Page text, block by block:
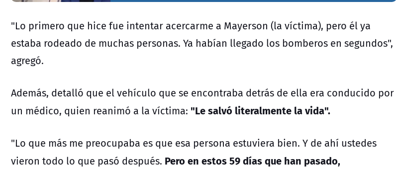
"Lo primero que hice fue intentar acercarme a Mayerson (la víctima), pero él ya
estaba rodeado de muchas personas. Ya habían llegado los bomberos en segundos",
agregó.
Además, detalló que el vehículo que se encontraba detrás de ella era conducido por
un médico, quien reanimó a la víctima: "Le salvó literalmente la vida".
"Lo que más me preocupaba es que esa persona estuviera bien. Y de ahí ustedes
vieron todo lo que pasó después. Pero en estos 59 días que han pasado,